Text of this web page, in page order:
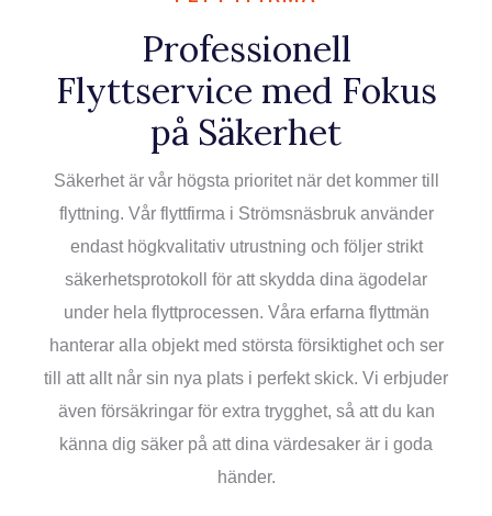
Professionell
Flyttservice med Fokus
på Säkerhet
Säkerhet är vår högsta prioritet när det kommer till
flyttning. Vår flyttfirma i Strömsnäsbruk använder
endast högkvalitativ utrustning och följer strikt
säkerhetsprotokoll för att skydda dina ägodelar
under hela flyttprocessen. Våra erfarna flyttmän
hanterar alla objekt med största försiktighet och ser
till att allt når sin nya plats i perfekt skick. Vi erbjuder
även försäkringar för extra trygghet, så att du kan
känna dig säker på att dina värdesaker är i goda
händer.